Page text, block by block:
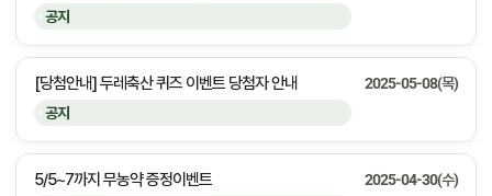
공지
공지
[당첨안내] 두레축산 퀴즈 이벤트 당첨자 안내 2025-05-08(목)
5/5~7까지 무농약 증정이벤트 2025-04-30(수)